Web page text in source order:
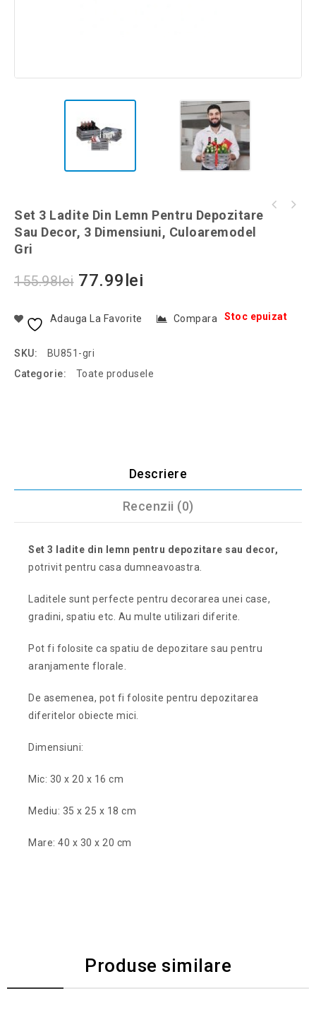
Set 3 Ladite Din Lemn Pentru Depozitare
Sau Decor, 3 Dimensiuni, Culoaremodel
Gri
155.98lei 77.99 lei
Stoc epuizat
Adauga La Favorite Compara
SKU:
BU851-gri
Categorie:
Toate produsele
Descriere
Recenzii (0)
Set 3 ladite din lemn pentru depozitare sau decor,
potrivit pentru casa dumneavoastra.
Laditele sunt perfecte pentru decorarea unei case,
gradini, spatiu etc. Au multe utilizari diferite.
Pot fi folosite ca spatiu de depozitare sau pentru
aranjamente florale.
De asemenea, pot fi folosite pentru depozitarea
diferitelor obiecte mici.
Dimensiuni:
Mic: 30 x 20 x 16 cm
Mediu: 35 x 25 x 18 cm
Mare: 40 x 30 x 20 cm
Produse similare